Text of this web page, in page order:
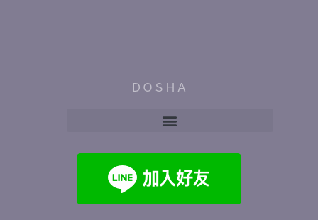
ＤＯＳＨＡ